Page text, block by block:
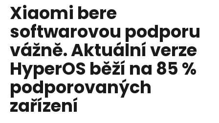
Xiaomi bere
softwarovou podporu
vážně. Aktuální verze
HyperOS běží na 85 %
podporovaných
zařízení